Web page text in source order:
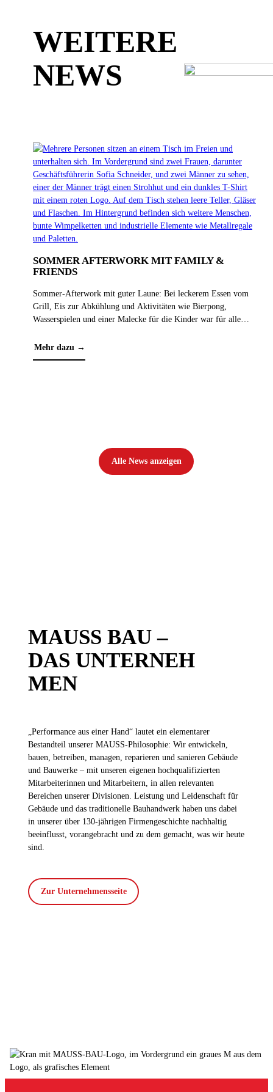
WEITERE
NEWS
SOMMER AFTERWORK MIT FAMILY &
FRIENDS
Sommer-Afterwork mit guter Laune: Bei leckerem Essen vom
Grill, Eis zur Abkühlung und Aktivitäten wie Bierpong,
Wasserspielen und einer Malecke für die Kinder war für alle
Gespräche machten den Abend zu einem vollen Erfolg.
Mehr dazu →
Alle News anzeigen
MAUSS BAU –
DAS UNTERNEH
MEN
„Performance aus einer Hand“ lautet ein elementarer
Bestandteil unserer MAUSS-Philosophie: Wir entwickeln,
bauen, betreiben, managen, reparieren und sanieren Gebäude
und Bauwerke – mit unseren eigenen hochqualifizierten
Mitarbeiterinnen und Mitarbeitern, in allen relevanten
Bereichen unserer Divisionen. Leistung und Leidenschaft für
Gebäude und das traditionelle Bauhandwerk haben uns dabei
in unserer über 130-jährigen Firmengeschichte nachhaltig
beeinflusst, vorangebracht und zu dem gemacht, was wir heute
sind.
Zur Unternehmensseite